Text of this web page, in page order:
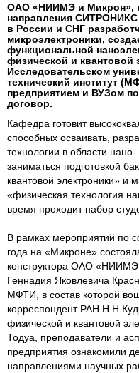
ОАО «НИИМЭ и Микрон»,
направления СИТРОНИКС
в России и СНГ
микроэлектроники,
функциональной
физической и квантовой
Исследовательском
технический институт
предприятием и ВУЗом
договор.
Кафедра готовит
способных осваивать,
технологии в области
заниматься подготовкой
квантовой электроники» и
«физическая технология
время проходит набор
В рамках мероприятий по
года на «Микроне»
конструктора ОАО
Геннадия Яковлевича
МФТИ, в состав которой
корреспондент РАН
физической и квантовой
Тодуа, преподаватели и
предприятия ознакомили
направлениями научных